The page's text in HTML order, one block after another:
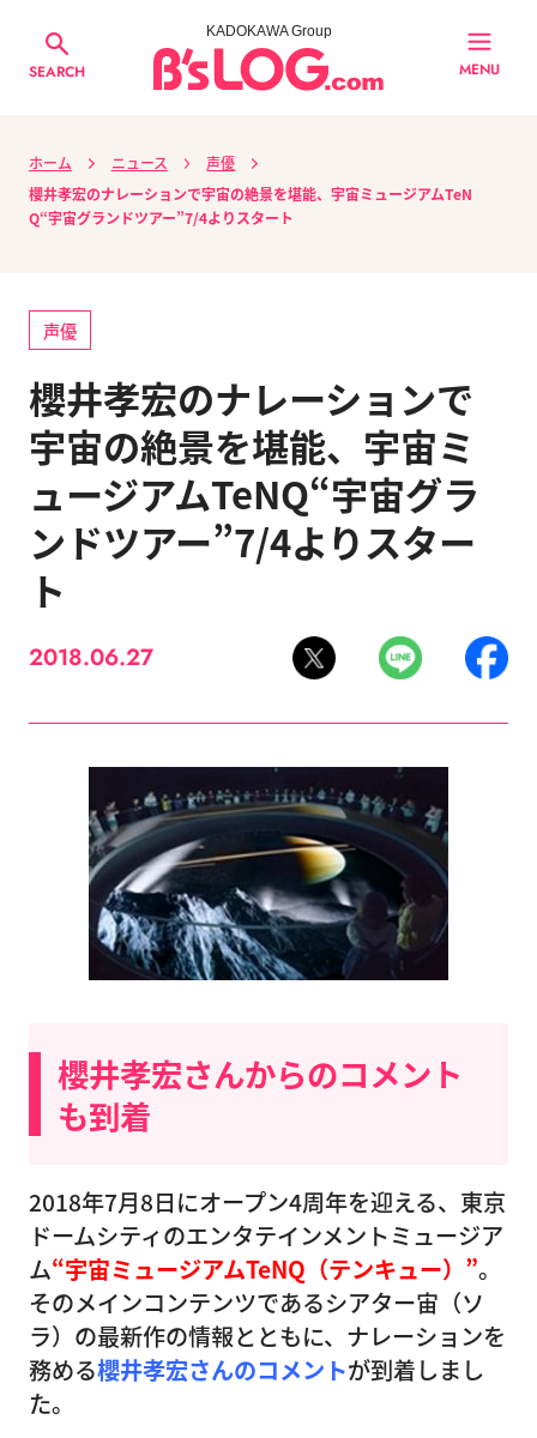
SEARCH
KADOKAWA Group
MENU
ホーム ニュース
声優
櫻井孝宏のナレーションで宇宙の絶景を堪能、宇宙ミュージアムTeN
Q“宇宙グランドツアー”7/4よりスタート
声優
櫻井孝宏のナレーションで
宇宙の絶景を堪能、宇宙ミ
ュージアムTeNQ“宇宙グラ
ンドツアー”7/4よりスター
ト
2018.06.27
櫻井孝宏さんからのコメント
も到着
2018年7月8日にオープン4周年を迎える、東京
ドームシティのエンタテインメントミュージア
ム“宇宙ミュージアムTeNQ（テンキュー）”。
そのメインコンテンツであるシアター宙（ソ
ラ）の最新作の情報とともに、ナレーションを
務める櫻井孝宏さんのコメントが到着しまし
た。